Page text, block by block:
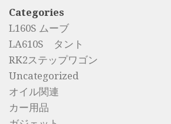
Categories
L160S ムーブ
LA610S タント
RK2ステップワゴン
Uncategorized
オイル関連
カー用品